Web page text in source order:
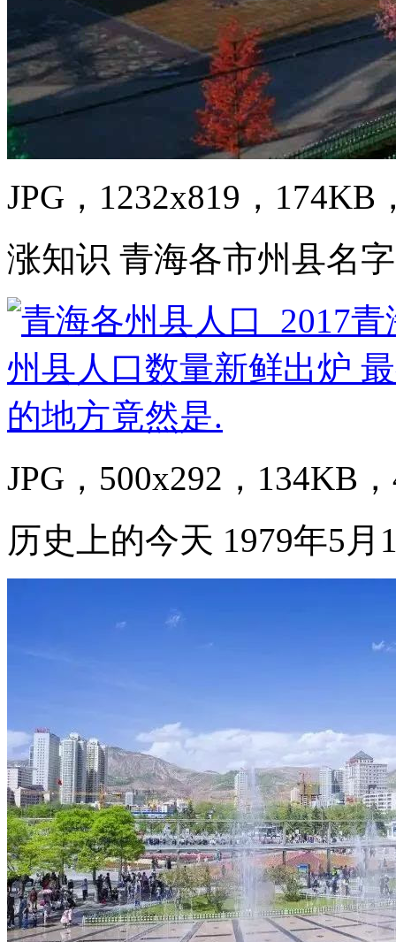
JPG，1232x819，174KB
涨知识 青海各市州县名
JPG，500x292，134KB
历史上的今天 1979年5